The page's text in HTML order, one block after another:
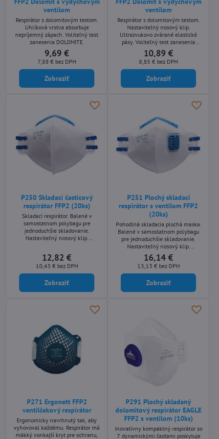
ventilom
Respirátor s dolomitovým testom.
Uhlíková vrstva absorbuje
nepríjemný zápach. Voliteľný test
zanesenia DOLOMITE.
9,69 €
7,88 € bez DPH
Zobraziť
ventilom
Respirátor s dolomitovým testom.
Nastaviteľný nosový klip.
Ultrazvukovo zvárané elastické
pásy. Voliteľný test zanesenia
DOLOMITE. Uhlíková vrstva
absorbuje nepríjemný zápach.
10,89 €
8,85 € bez DPH
Zobraziť
P250 Skladací časticový
respirátor FFP2 (20ks)
Skladací respirátor. Balené v
samostatnom polybagu pre
jednoduchšie skladovanie.
Nastaviteľný nosový klip.
12,82 €
10,43 € bez DPH
Zobraziť
P251 Plochý skladací
respirátor s ventilom FFP2
(20ks)
Pohodlná skladacia plochá maska.
Balené v samostatnom polybagu
pre jednoduchšie skladovanie.
Nastaviteľný nosový klip.
Nastaviteľný nosový klip.
Ultrazvukom zvárané elastické
pásy.
16,14 €
13,13 € bez DPH
Zobraziť
P271 Ergonett FFP2
ventilčekový respirátor
Ergonomicky navrhnutý tak, aby
vyhovoval každému. Respirátor má
mäkký vonkajší kryt pre ochranu,
P291 Plochý skladaný
dolomitový respirátor EAGLE
FFP2 s ventilom (10ks)
Inovatívny kompaktný respirátor so
7 dynamickými časťami poskytuje